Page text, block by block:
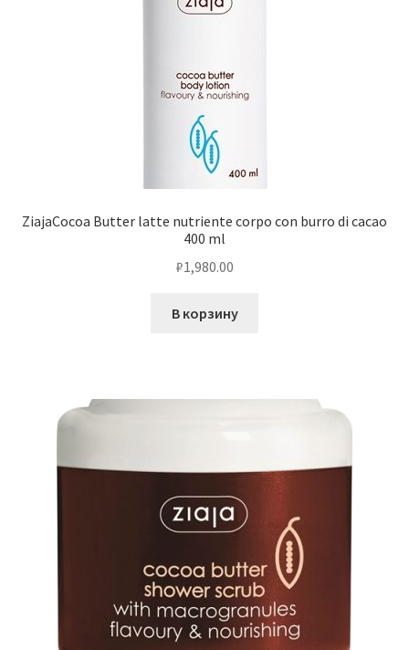
ZiajaCocoa Butter latte nutriente corpo con burro di cacao
400 ml
₽1,980.00
В корзину